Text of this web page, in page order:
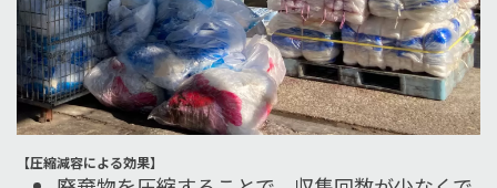
【圧縮減容による効果】